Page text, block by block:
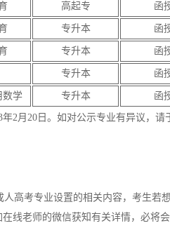
高起专 函
专升本 函
专升本 函
专升本 函
数学 专升本 函
2月20日。如对公示专业有异议，
高考专业设置的相关内容，考生若
线老师的微信获知有关详情，必将